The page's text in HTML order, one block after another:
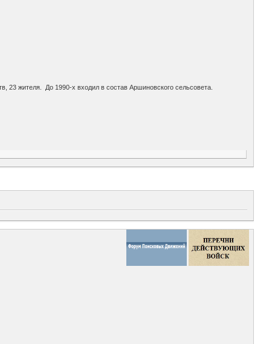
23 жителя. До 1990-х входил в состав Аршиновского сельсовета.